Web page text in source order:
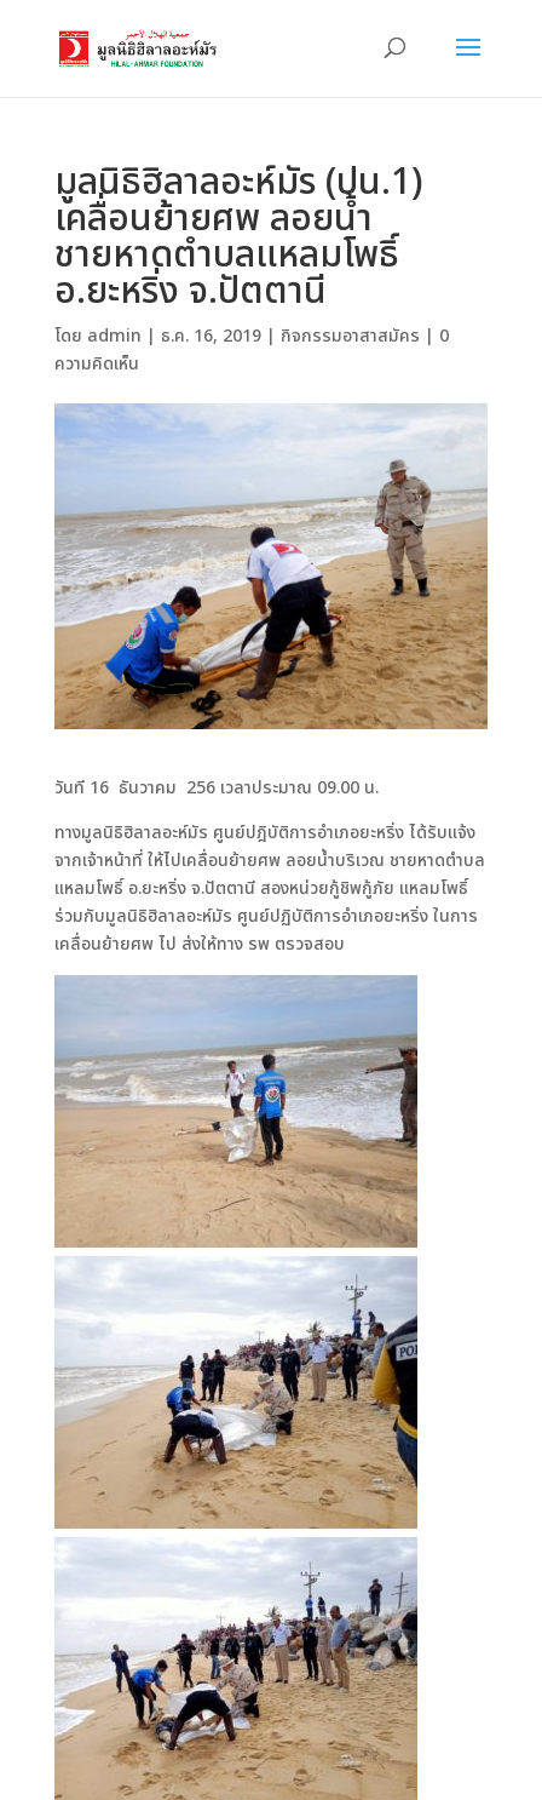
มูลนิธิฮิลาลอะห์มัร (ปน.1)
เคลื่อนย้ายศพ ลอยน้ำ
ชายหาดตำบลแหลมโพธิ์
อ.ยะหริ่ง จ.ปัตตานี
โดย admin | ธ.ค. 16, 2019| กิจกรรมอาสาสมัคร | 0
ความคิดเห็น
วันที 16 ธันวาคม 256 เวลาประมาณ 09.00 น.
ทางมูลนิธิฮิลาลอะห์มัร ศูนย์ปฎิบัติการอำเภอยะหริ่ง ได้รับแจ้ง
จากเจ้าหน้าที่ ให้ไปเคลื่อนย้ายศพ ลอยน้ำบริเวณ ชายหาดตำบล
แหลมโพธิ์ อ.ยะหริ่ง จ.ปัตตานี สองหน่วยกู้ชิพกู้ภัย แหลมโพธิ์
ร่วมกับมูลนิธิฮิลาลอะห์มัร ศูนย์ปฏิบัติการอำเภอยะหริ่ง ในการ
เคลื่อนย้ายศพ ไป ส่งให้ทาง รพ ตรวจสอบ